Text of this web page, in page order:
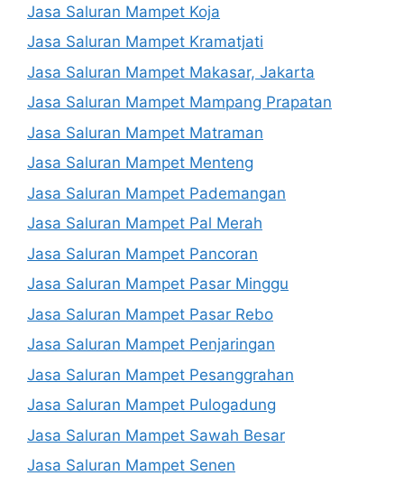
Jasa Saluran Mampet Koja
Jasa Saluran Mampet Kramatjati
Jasa Saluran Mampet Makasar, Jakarta
Jasa Saluran Mampet Mampang Prapatan
Jasa Saluran Mampet Matraman
Jasa Saluran Mampet Menteng
Jasa Saluran Mampet Pademangan
Jasa Saluran Mampet Pal Merah
Jasa Saluran Mampet Pancoran
Jasa Saluran Mampet Pasar Minggu
Jasa Saluran Mampet Pasar Rebo
Jasa Saluran Mampet Penjaringan
Jasa Saluran Mampet Pesanggrahan
Jasa Saluran Mampet Pulogadung
Jasa Saluran Mampet Sawah Besar
Jasa Saluran Mampet Senen